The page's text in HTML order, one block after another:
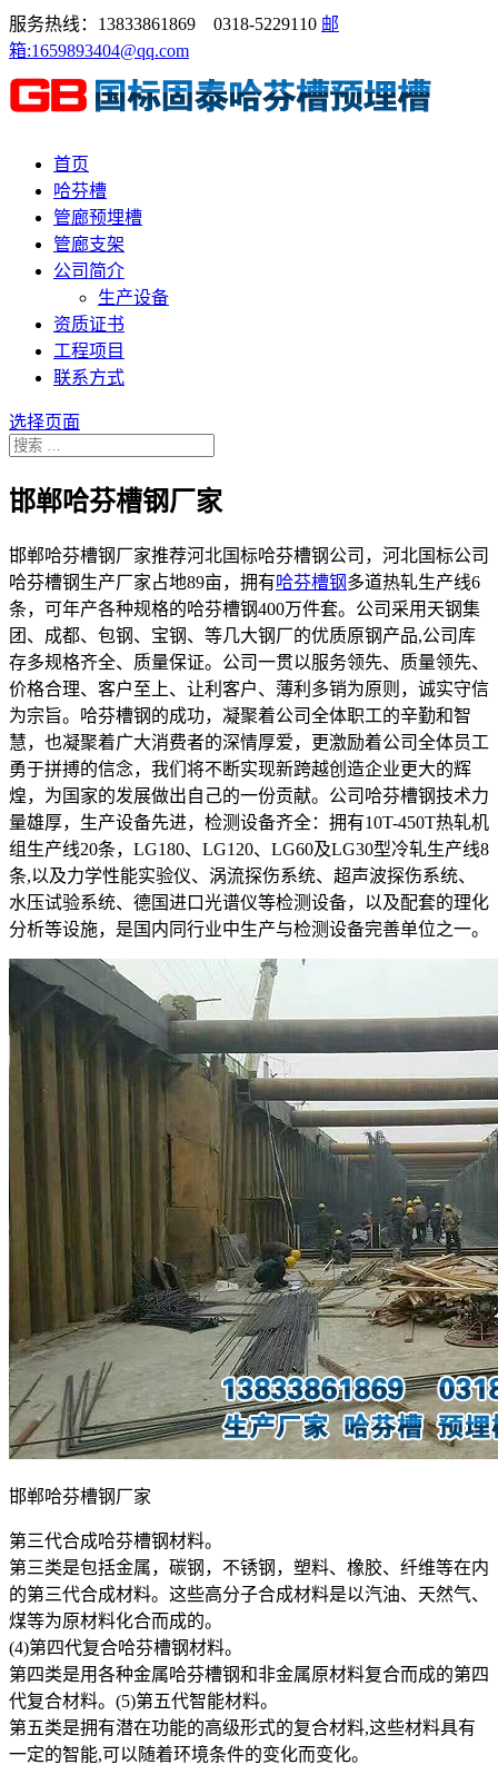
服务热线：13833861869 0318-5229110 邮
箱:1659893404@qq.com
首页
哈芬槽
管廊预埋槽
管廊支架
公司简介
生产设备
资质证书
工程项目
联系方式
选择页面
邯郸哈芬槽钢厂家
邯郸哈芬槽钢厂家推荐河北国标哈芬槽钢公司，河北国标公司
哈芬槽钢生产厂家占地89亩，拥有哈芬槽钢多道热轧生产线6
条，可年产各种规格的哈芬槽钢400万件套。公司采用天钢集
团、成都、包钢、宝钢、等几大钢厂的优质原钢产品,公司库
存多规格齐全、质量保证。公司一贯以服务领先、质量领先、
价格合理、客户至上、让利客户、薄利多销为原则，诚实守信
为宗旨。哈芬槽钢的成功，凝聚着公司全体职工的辛勤和智
慧，也凝聚着广大消费者的深情厚爱，更激励着公司全体员工
勇于拼搏的信念，我们将不断实现新跨越创造企业更大的辉
煌，为国家的发展做出自己的一份贡献。公司哈芬槽钢技术力
量雄厚，生产设备先进，检测设备齐全：拥有10T-450T热轧机
组生产线20条，LG180、LG120、LG60及LG30型冷轧生产线8
条,以及力学性能实验仪、涡流探伤系统、超声波探伤系统、
水压试验系统、德国进口光谱仪等检测设备，以及配套的理化
分析等设施，是国内同行业中生产与检测设备完善单位之一。
邯郸哈芬槽钢厂家
第三代合成哈芬槽钢材料。
第三类是包括金属，碳钢，不锈钢，塑料、橡胶、纤维等在内
的第三代合成材料。这些高分子合成材料是以汽油、天然气、
煤等为原材料化合而成的。
(4)第四代复合哈芬槽钢材料。
第四类是用各种金属哈芬槽钢和非金属原材料复合而成的第四
代复合材料。(5)第五代智能材料。
第五类是拥有潜在功能的高级形式的复合材料,这些材料具有
一定的智能,可以随着环境条件的变化而变化。